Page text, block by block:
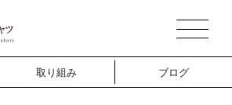
取り組み ブログ